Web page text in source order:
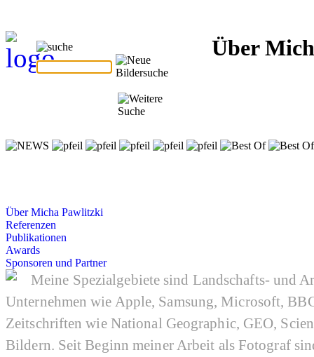
Über
Über Micha Pawlitzki
Referenzen
Publikationen
Awards
Sponsoren und Partner
Meine Spezialgebiete sind Landschafts- und
Unternehmen wie Apple, Samsung, Microsoft,
Zeitschriften wie National Geographic, GEO,
Bildern. Seit Beginn meiner Arbeit als Fotograf